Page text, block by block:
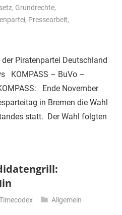
, Grundrechte,
, Pressearbeit,
Piratenpartei Deutschland
KOMPASS – BuVo –
Ende November
in Bremen die Wahl
statt. Der Wahl folgten
Allgemein